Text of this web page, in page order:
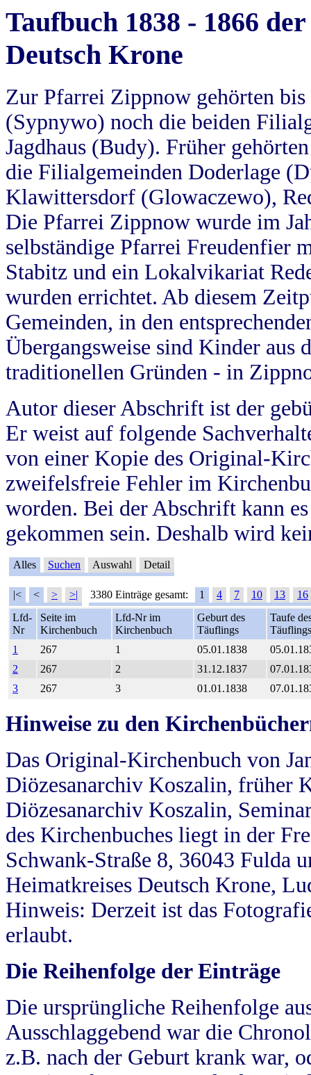
Taufbuch 1838 - 1866
Deutsch Krone
Zur Pfarrei Zippnow gehörten
(Sypnywo) noch die beiden
Jagdhaus (Budy). Früher
die Filialgemeinden Doderlage
Klawittersdorf (Glowaczewo),
Die Pfarrei Zippnow wurde im
selbständige Pfarrei Freudenfier
Stabitz und ein Lokalvikariat
wurden errichtet. Ab diesem
Gemeinden, in den
Übergangsweise sind Kinder aus
traditionellen Gründen - in
Autor dieser Abschrift ist der
Er weist auf folgende
von einer Kopie des Original-
zweifelsfreie Fehler im
worden. Bei der Abschrift kann
gekommen sein. Deshalb wird
Alles Suchen Auswahl Detail
|< < > >| 3380 Einträge gesamt: 1 4 7 10 13
16
Lfd-
Nr
Seite im
Kirchenbuch
Lfd-Nr im
Kirchenbuch
Geburt des
Täuflings
Taufe
Täuflings
1
267 1 05.01.1838
2
267 2 31.12.1837
3
267 3 01.01.1838
Hinweise zu den
Das Original-Kirchenbuch von
Diözesanarchiv Koszalin, früher
Diözesanarchiv Koszalin,
des Kirchenbuches liegt in der
Schwank-Straße 8, 36043 Fulda
Heimatkreises Deutsch Krone,
Hinweis: Derzeit ist das
erlaubt.
Die Reihenfolge der Einträge
Die ursprüngliche Reihenfolge
Ausschlaggebend war die
z.B. nach der Geburt krank war,